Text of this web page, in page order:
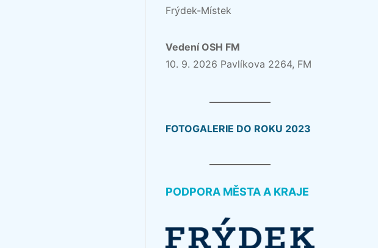
Frýdek-Místek
Vedení OSH FM
10. 9. 2026 Pavlíkova 2264, FM
FOTOGALERIE DO ROKU 2023
PODPORA MĚSTA A KRAJE